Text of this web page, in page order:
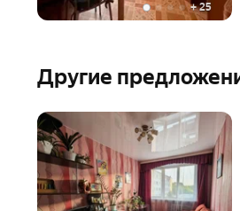
+25
Другие